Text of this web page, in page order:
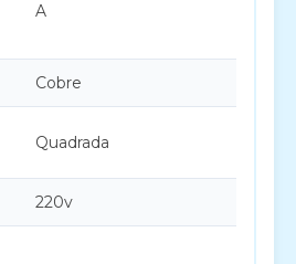
A
Cobre
Quadrada
220v